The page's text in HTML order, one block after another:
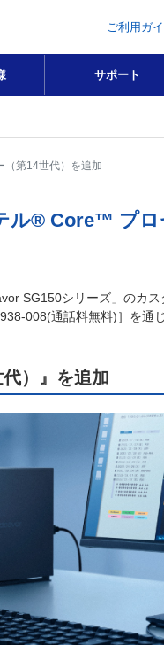
ご利用ガ
サポート
（第14世代）を追加
ル® Core™ プ
SG150シリーズ」のカ
008(通話料無料)］を通
）』を追加